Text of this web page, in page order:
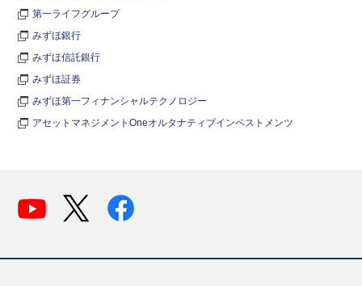
第一ライフグループ
みずほ銀行
みずほ信託銀行
みずほ証券
みずほ第一フィナンシャルテクノロジー
アセットマネジメントOneオルタナティブインベストメンツ